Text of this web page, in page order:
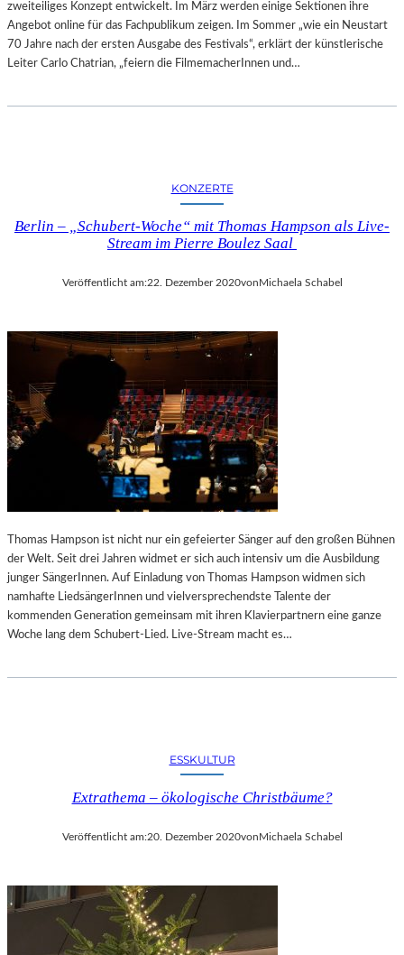
R
–
E
I
E
B
E
D
K
U
S
T
D
E
Z
U
Ö
R
E
N
S
zweiteiliges Konzept entwickelt. Im März werden einige Sektionen ihre
Angebot online für das Fachpublikum zeigen. Im Sommer „wie ein Neustart
70 Jahre nach der ersten Ausgabe des Festivals“, erklärt der künstlerische
Leiter Carlo Chatrian, „feiern die FilmemacherInnen und…
KONZERTE
Berlin – „Schubert-Woche“ mit Thomas Hampson als Live-
Stream im Pierre Boulez Saal
Veröffentlicht am:22. Dezember 2020von Michaela Schabel
Thomas Hampson ist nicht nur ein gefeierter Sänger auf den großen Bühnen
der Welt. Seit drei Jahren widmet er sich auch intensiv um die Ausbildung
junger SängerInnen. Auf Einladung von Thomas Hampson widmen sich
namhafte LiedsängerInnen und vielversprechendste Talente der
kommenden Generation gemeinsam mit ihren Klavierpartnern eine ganze
Woche lang dem Schubert-Lied. Live-Stream macht es…
ESSKULTUR
Extrathema – ökologische Christbäume?
Veröffentlicht am:20. Dezember 2020vonMichaela Schabel